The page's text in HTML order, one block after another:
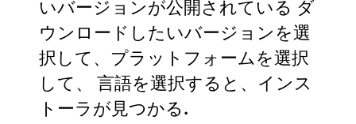
いバージョンが公開されている ダ
ウンロードしたいバージョンを選
択して、プラットフォームを選択
して、 言語を選択すると、インス
トーラが見つかる.